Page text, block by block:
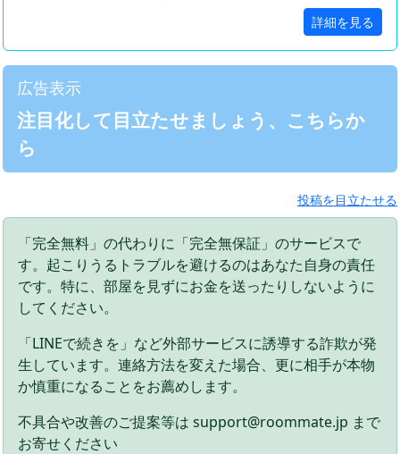
詳細を見る
広告表示
注目化して目立たせましょう、こちらか
ら
投稿を目立たせる
「完全無料」の代わりに「完全無保証」のサービスで
す。起こりうるトラブルを避けるのはあなた自身の責任
です。特に、部屋を見ずにお金を送ったりしないように
してください。
「LINEで続きを」など外部サービスに誘導する詐欺が発
生しています。連絡方法を変えた場合、更に相手が本物
か慎重になることをお薦めします。
不具合や改善のご提案等は support@roommate.jp まで
お寄せください